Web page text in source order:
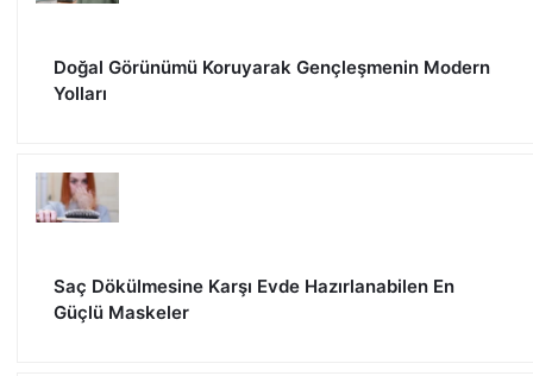
Doğal Görünümü Koruyarak Gençleşmenin Modern
Yolları
Saç Dökülmesine Karşı Evde Hazırlanabilen En
Güçlü Maskeler